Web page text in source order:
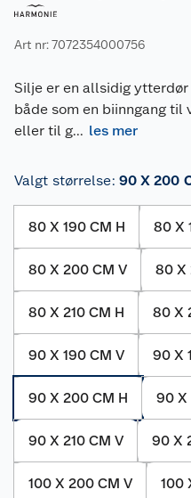
Art nr: 7072354000756
Silje er en allsidig
både som en biinngang til
eller til g... les mer
Valgt størrelse: 90 X 200
80 X 190 CM H 80 X
80 X 200 CM V 80 X
80 X 210 CM H 80 X
90 X 190 CM V 90 X
90 X 200 CM H 90 X
90 X 210 CM V 90 X
100 X 200 CM V 100